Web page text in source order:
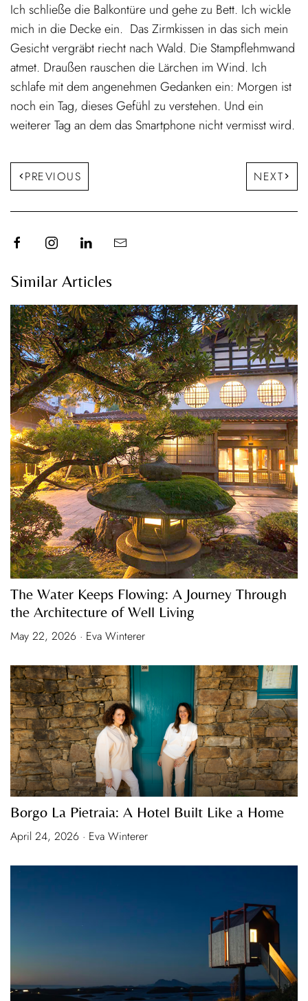
Ich schließe die Balkontüre und gehe zu Bett. Ich wickle
mich in die Decke ein. Das Zirmkissen in das sich mein
Gesicht vergräbt riecht nach Wald. Die Stampflehmwand
atmet. Draußen rauschen die Lärchen im Wind. Ich
schlafe mit dem angenehmen Gedanken ein: Morgen ist
noch ein Tag, dieses Gefühl zu verstehen. Und ein
weiterer Tag an dem das Smartphone nicht vermisst wird.
PREVIOUS NEXT
Similar Articles
The Water Keeps Flowing: A Journey Through
the Architecture of Well Living
May 22, 2026 · Eva Winterer
Borgo La Pietraia: A Hotel Built Like a Home
April 24, 2026 · Eva Winterer